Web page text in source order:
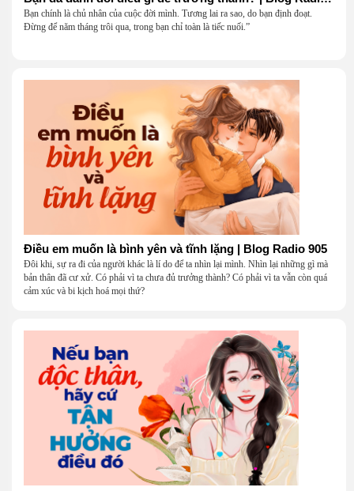
Bạn chính là chủ nhân của cuộc đời mình. Tương lai ra sao, do bạn định đoạt.
Đừng để năm tháng trôi qua, trong bạn chỉ toàn là tiếc nuối.”
Điều em muốn là bình yên và tĩnh lặng | Blog Radio 905
Đôi khi, sự ra đi của người khác là lí do để ta nhìn lại mình. Nhìn lại những gì mà
bản thân đã cư xử. Có phải vì ta chưa đủ trưởng thành? Có phải vì ta vẫn còn quá
cảm xúc và bi kịch hoá mọi thứ?